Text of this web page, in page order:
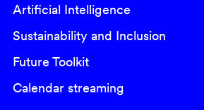
Artificial Intelligence
Sustainability and Inclusion
Future Toolkit
Calendar streaming